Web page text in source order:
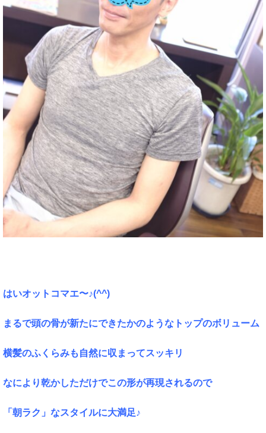
はいオットコマエ〜♪(^^)
まるで頭の骨が新たにできたかのようなトップのボリューム
横髪のふくらみも自然に収まってスッキリ
なにより乾かしただけでこの形が再現されるので
「朝ラク」なスタイルに大満足♪